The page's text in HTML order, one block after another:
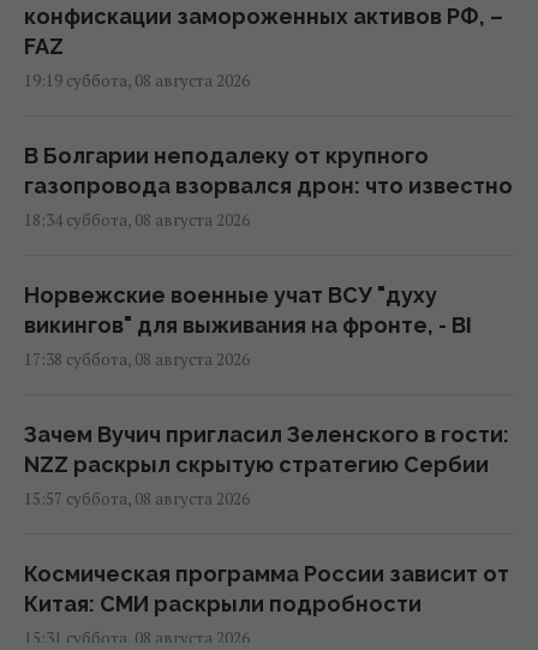
конфискации замороженных активов РФ, –
FAZ
19:19 суббота, 08 августа 2026
В Болгарии неподалеку от крупного
газопровода взорвался дрон: что известно
18:34 суббота, 08 августа 2026
Норвежские военные учат ВСУ "духу
викингов" для выживания на фронте, - BI
17:38 суббота, 08 августа 2026
Зачем Вучич пригласил Зеленского в гости:
NZZ раскрыл скрытую стратегию Сербии
15:57 суббота, 08 августа 2026
Космическая программа России зависит от
Китая: СМИ раскрыли подробности
15:31 суббота, 08 августа 2026